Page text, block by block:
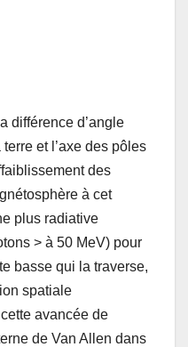
différence d’angle
et l’axe des pôles
des
à cet
plus radiative
> à 50 MeV) pour
basse qui la traverse,
spatiale
avancée de
de Van Allen dans